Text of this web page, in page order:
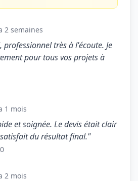
2 semaines
professionnel très à l'écoute. Je
pour tous vos projets à
1 mois
et soignée. Le devis était clair
du résultat final."
2 mois